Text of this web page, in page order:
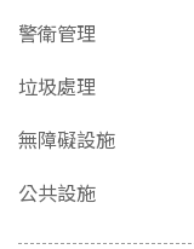
警衛管理
垃圾處理
無障礙設施
公共設施